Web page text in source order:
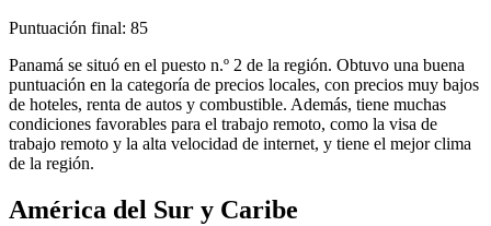
Puntuación final: 85
Panamá se situó en el puesto n.º 2 de la región. Obtuvo una buena
puntuación en la categoría de precios locales, con precios muy bajos
de hoteles, renta de autos y combustible. Además, tiene muchas
condiciones favorables para el trabajo remoto, como la visa de
trabajo remoto y la alta velocidad de internet, y tiene el mejor clima
de la región.
América del Sur y Caribe